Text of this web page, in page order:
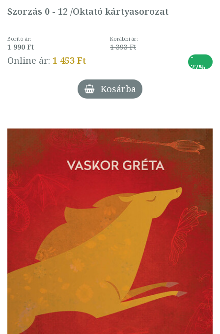
Szorzás 0 - 12 /Oktató kártyasorozat
Borító ár:
1 990 Ft
Korábbi ár:
1 393 Ft
Online ár: 1 453 Ft
-
27%
Kosárba